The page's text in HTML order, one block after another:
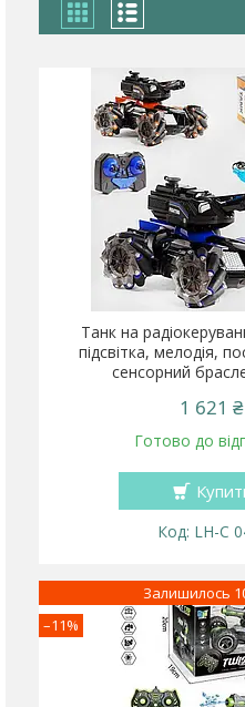
Танк на
підсвітка, мелодія,
сенсорний
1 621 ₴
Готово до
LH-C
–11%
Залишилось